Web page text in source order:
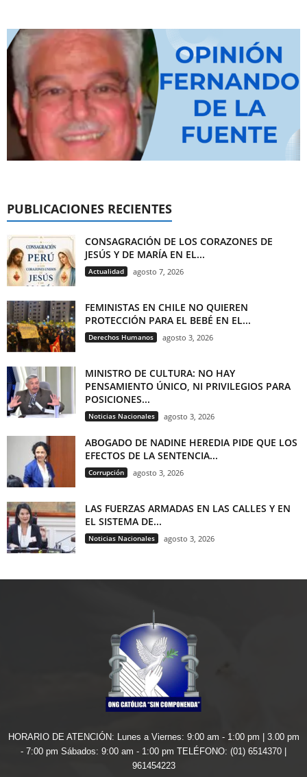
PUBLICACIONES RECIENTES
CONSAGRACIÓN DE LOS CORAZONES DE
JESÚS Y DE MARÍA EN EL...
Actualidad agosto 7, 2026
FEMINISTAS EN CHILE NO QUIEREN
PROTECCIÓN PARA EL BEBÉ EN EL...
Derechos Humanos agosto 3, 2026
MINISTRO DE CULTURA: NO HAY
PENSAMIENTO ÚNICO, NI PRIVILEGIOS PARA
POSICIONES...
Noticias Nacionales agosto 3, 2026
ABOGADO DE NADINE HEREDIA PIDE QUE LOS
EFECTOS DE LA SENTENCIA...
Corrupción agosto 3, 2026
LAS FUERZAS ARMADAS EN LAS CALLES Y EN
EL SISTEMA DE...
Noticias Nacionales agosto 3, 2026
HORARIO DE ATENCIÓN: Lunes a Viernes: 9:00 am - 1:00 pm | 3.00 pm
- 7:00 pm Sábados: 9:00 am - 1:00 pm TELÉFONO: (01) 6514370 |
961454223